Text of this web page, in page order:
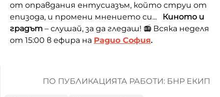
от оправдания ентусиазъм, който струи от
епизода, и промени мнението си...
Киното и
градът – слушай, за да гледаш! 📻 Всяка неделя
от 15:00 в ефира на Радио София.
ПО ПУБЛИКАЦИЯТА РАБОТИ: БНР ЕКИП